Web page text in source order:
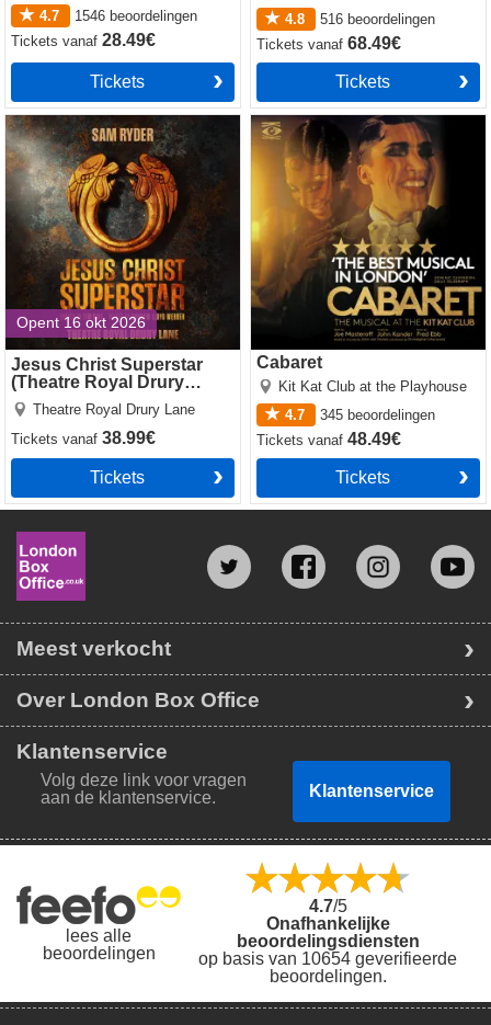
4.7 1546 beoordelingen
Ticketsvanaf28.49€
Tickets
4.8
516 beoordelingen
Ticketsvanaf68.49€
Tickets
Opent 16 okt 2026
Jesus Christ Superstar
(Theatre Royal Drury
Lane)
Theatre Royal Drury Lane
Ticketsvanaf38.99€
Tickets
Jesus Christ Superstar
(Theatre Royal Drury Lane)
Cabaret
Kit Kat Club at the Playhouse
4.7
345 beoordelingen
Ticketsvanaf48.49€
Tickets
Cabaret
Meest verkocht
Over London Box Office
Klantenservice
Volg deze link voor vragen
aan de klantenservice.
Klantenservice
lees alle
beoordelingen
4.7/5
Onafhankelijke
beoordelingsdiensten
op basis van 10654 geverifieerde
beoordelingen.